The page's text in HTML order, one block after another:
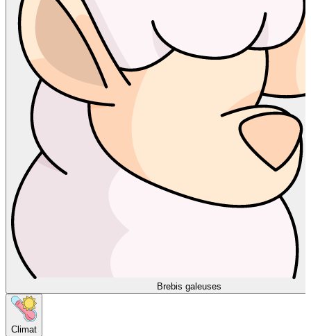
Brebis galeuses
Climat